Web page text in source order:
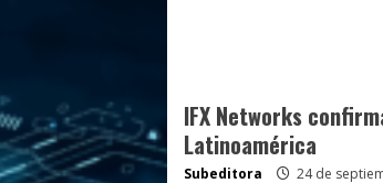
IFX Networks
Latinoamérica
Subeditora 24 de